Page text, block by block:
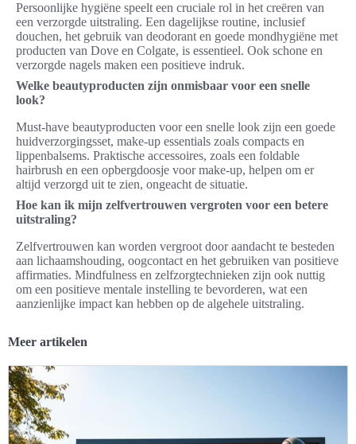
Persoonlijke hygiëne speelt een cruciale rol in het creëren van
een verzorgde uitstraling. Een dagelijkse routine, inclusief
douchen, het gebruik van deodorant en goede mondhygiëne met
producten van Dove en Colgate, is essentieel. Ook schone en
verzorgde nagels maken een positieve indruk.
Welke beautyproducten zijn onmisbaar voor een snelle
look?
Must-have beautyproducten voor een snelle look zijn een goede
huidverzorgingsset, make-up essentials zoals compacts en
lippenbalsems. Praktische accessoires, zoals een foldable
hairbrush en een opbergdoosje voor make-up, helpen om er
altijd verzorgd uit te zien, ongeacht de situatie.
Hoe kan ik mijn zelfvertrouwen vergroten voor een betere
uitstraling?
Zelfvertrouwen kan worden vergroot door aandacht te besteden
aan lichaamshouding, oogcontact en het gebruiken van positieve
affirmaties. Mindfulness en zelfzorgtechnieken zijn ook nuttig
om een positieve mentale instelling te bevorderen, wat een
aanzienlijke impact kan hebben op de algehele uitstraling.
Meer artikelen